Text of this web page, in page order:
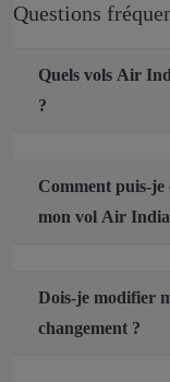
Questions
Quels vols Air
?
Comment puis-
mon vol Air
Dois-je modifier
changement ?